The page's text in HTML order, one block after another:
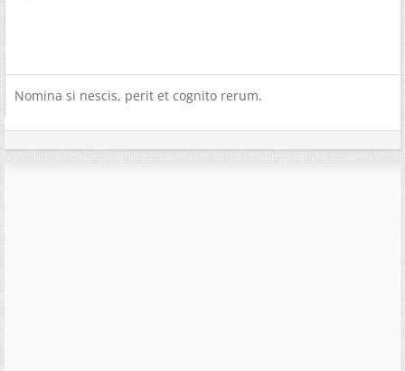
Nomina si nescis, perit et cognito rerum.